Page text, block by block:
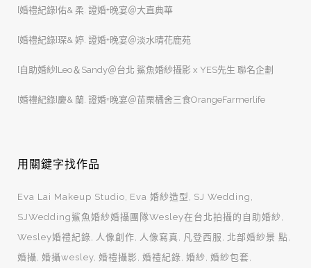
[婚禮紀錄]佑& 柔. 證婚+晚宴＠大直典華
[婚禮紀錄]琛& 婷. 證婚+晚宴＠淡水晴花鹿苑
[自助婚紗]Leo＆Sandy＠台北 鯊魚婚紗攝影 x YES先生 聯名企劃
[婚禮紀錄]慶& 蘭. 證婚+晚宴＠苗栗橘舍三食OrangeFarmerlife
用關鍵字找作品
Eva Lai Makeup Studio Eva 婚紗造型
SJ Wedding
SJWedding鯊魚婚紗婚攝團隊Wesley在台北拍攝的自助婚紗
Wesley婚禮紀錄
人像創作 人像寫真 凡登西服
北部婚紗景 點
婚攝 婚攝wesley 婚禮攝影 婚禮紀錄 婚紗 婚紗包套